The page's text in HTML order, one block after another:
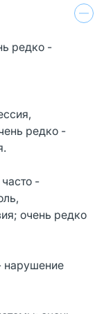
редко -
редко -
-
очень редко
нарушение